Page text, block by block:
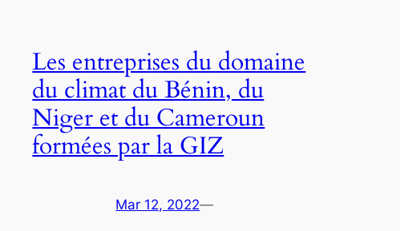
Les entreprises du domaine
du climat du Bénin, du
Niger et du Cameroun
formées par la GIZ
Mar 12, 2022—